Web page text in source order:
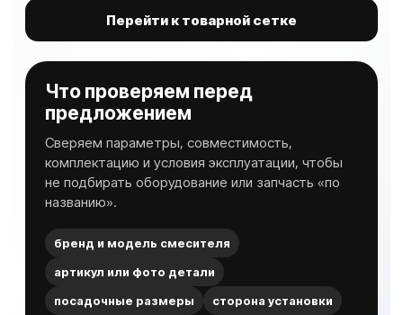
Перейти к товарной сетке
Что проверяем перед
предложением
Сверяем параметры, совместимость,
комплектацию и условия эксплуатации, чтобы
не подбирать оборудование или запчасть «по
названию».
бренд и модель смесителя
артикул или фото детали
посадочные размеры
сторона установки